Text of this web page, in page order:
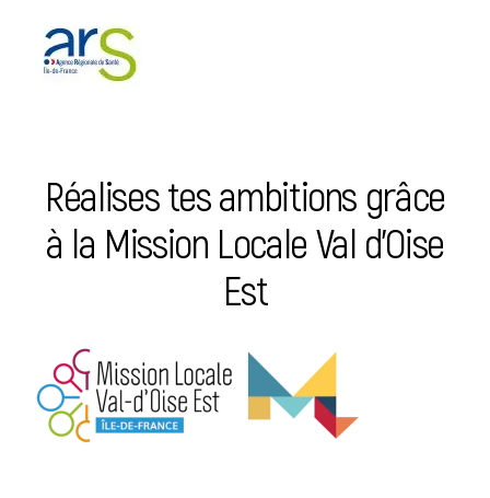
Réalises tes ambitions grâce
à la Mission Locale Val d’Oise
Est